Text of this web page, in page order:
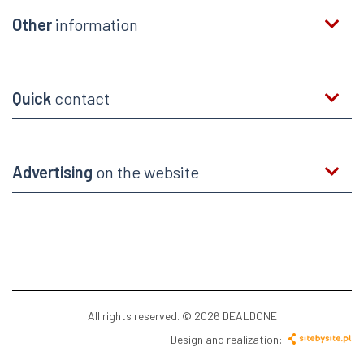
Other information
Quick contact
Advertising on the website
All rights reserved. © 2026 DEALDONE
Design and realization: